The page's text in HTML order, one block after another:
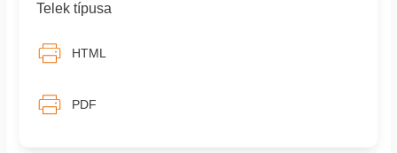
Telek típusa
HTML
PDF